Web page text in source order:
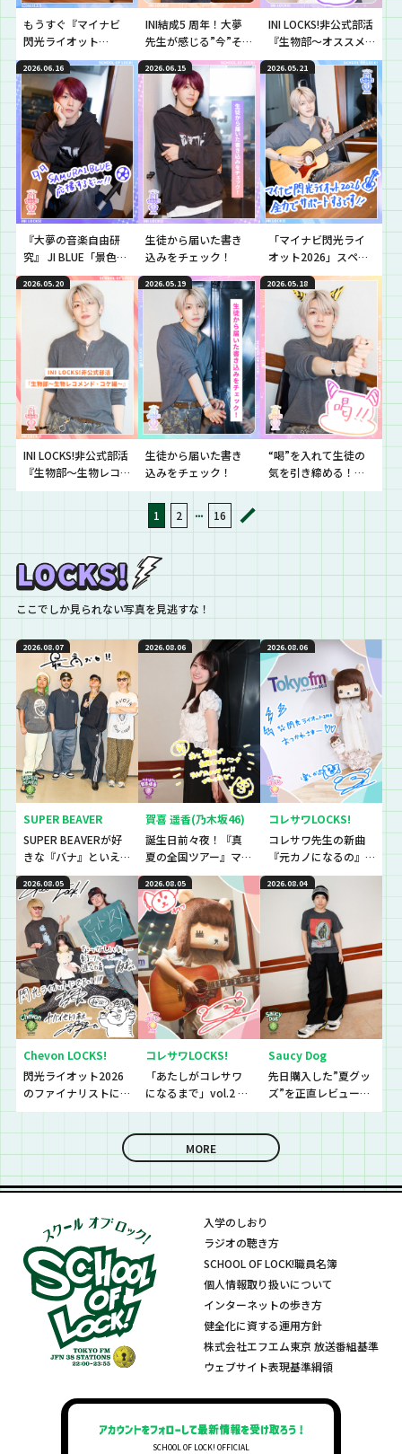
もうすぐ『マイナビ
閃光ライオット
2026』！ファイナリ
スト10組をチェッ
ク！
INI結成5 周年！大夢
先生が感じる”今”そ
して未来
INI LOCKS!非公式部活
『生物部〜オススメ
生物スポット〜』
2026.06.16
『大夢の音楽自由研
究』 JI BLUE「景色」
を深掘り！
2026.06.15
生徒から届いた書き
込みをチェック！
2026.05.21
「マイナビ閃光ライ
オット2026」スペシ
ャルサポーター就
任！ 大夢先生と音楽
についての授業！
2026.05.20
INI LOCKS!非公式部活
『生物部〜生物レコ
メンド・コケ編〜』
2026.05.19
生徒から届いた書き
込みをチェック！
2026.05.18
“喝”を入れて生徒の
気を引き締める！
『鬼チューター!おに
1 2 ・・・ 16
ここでしか見られない写真を見逃すな！
2026.08.07
SUPER BEAVER
SUPER BEAVERが好
きな『バナ』といえ
ば〜？『恋バナ』だ
ぁぁぁ！！！今回は
生徒と、恋バナ逆
電！！！！
2026.08.06
賀喜 遥香(乃木坂46)
誕生日前々夜！『真
夏の全国ツアー』マ
ストアイテムと
は！？
2026.08.06
コレサワLOCKS!
コレサワ先生の新曲
『元カノになるの』
初解禁！！！！！
2026.08.05
Chevon LOCKS!
閃光ライオット2026
のファイナリストに
思わず「なんであん
業！
2026.08.05
コレサワLOCKS!
「あたしがコレサワ
になるまで」vol.2 開
催！！
2026.08.04
Saucy Dog
先日購入した”夏グッ
ズ”を正直レビューし
ていきました！
MORE
入学のしおり
ラジオの聴き方
SCHOOL OF LOCK!職員名簿
個人情報取り扱いについて
インターネットの歩き方
健全化に資する運用方針
株式会社エフエム東京 放送番組基準
ウェブサイト表現基準綱領
SCHOOL OF LOCK! OFFICIAL